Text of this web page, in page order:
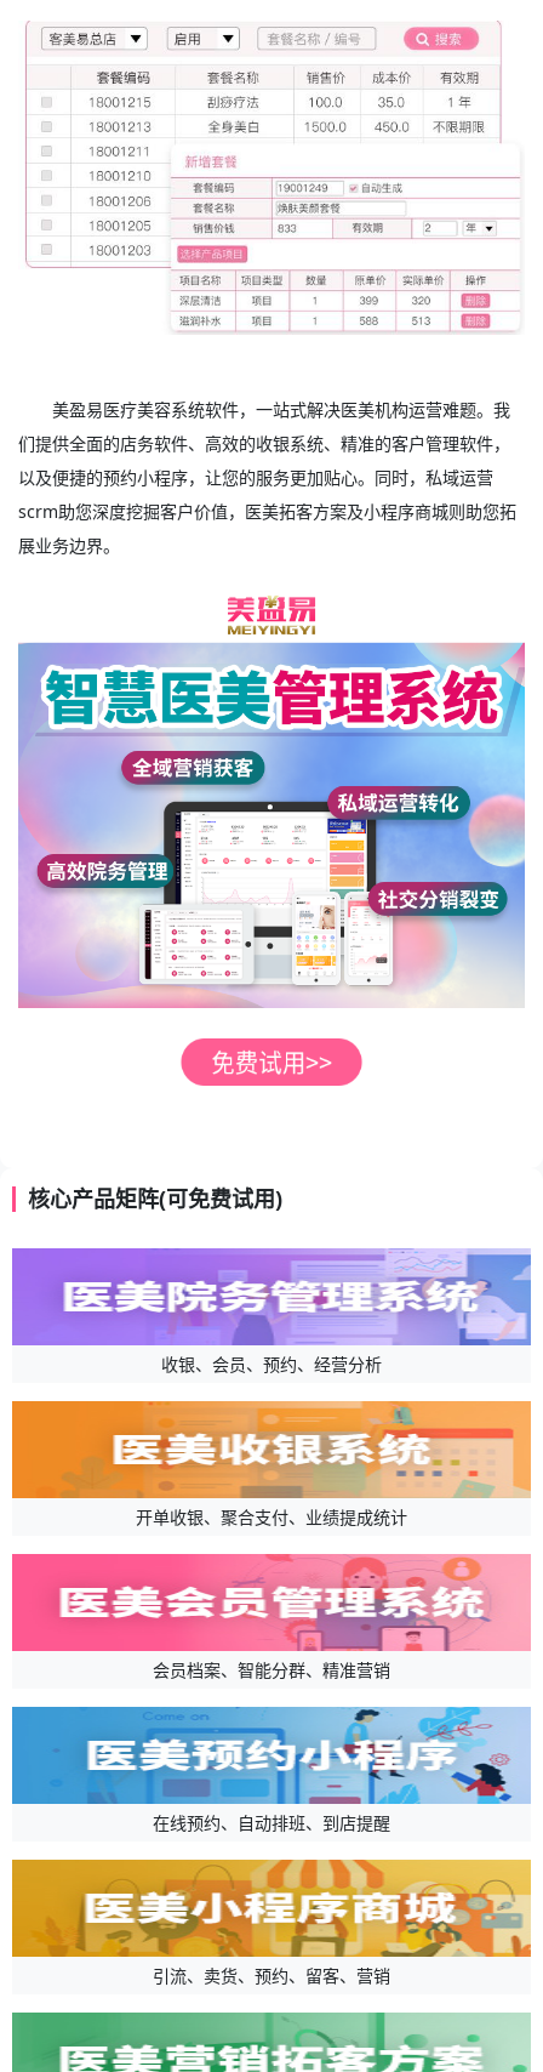
美盈易医疗美容系统软件，一站式解决医美机构运营难题。我
们提供全面的店务软件、高效的收银系统、精准的客户管理软件，
以及便捷的预约小程序，让您的服务更加贴心。同时，私域运营
scrm助您深度挖掘客户价值，医美拓客方案及小程序商城则助您拓
展业务边界。
核心产品矩阵(可免费试用)
收银、会员、预约、经营分析
开单收银、聚合支付、业绩提成统计
会员档案、智能分群、精准营销
在线预约、自动排班、到店提醒
引流、卖货、预约、留客、营销